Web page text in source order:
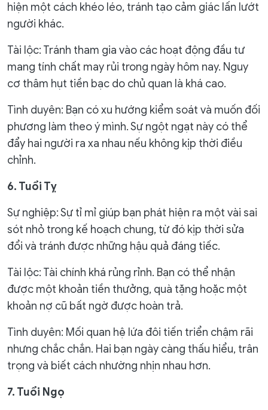
hiện một cách khéo léo, tránh tạo cảm giác lấn lướt
người khác.
Tài lộc: Tránh tham gia vào các hoạt động đầu tư
mang tính chất may rủi trong ngày hôm nay. Nguy
cơ thâm hụt tiền bạc do chủ quan là khá cao.
Tình duyên: Bạn có xu hướng kiểm soát và muốn đối
phương làm theo ý mình. Sự ngột ngạt này có thể
đẩy hai người ra xa nhau nếu không kịp thời điều
chỉnh.
6. Tuổi Tỵ
Sự nghiệp: Sự tỉ mỉ giúp bạn phát hiện ra một vài sai
sót nhỏ trong kế hoạch chung, từ đó kịp thời sửa
đổi và tránh được những hậu quả đáng tiếc.
Tài lộc: Tài chính khá rủng rỉnh. Bạn có thể nhận
được một khoản tiền thưởng, quà tặng hoặc một
khoản nợ cũ bất ngờ được hoàn trả.
Tình duyên: Mối quan hệ lứa đôi tiến triển chậm rãi
nhưng chắc chắn. Hai bạn ngày càng thấu hiểu, trân
trọng và biết cách nhường nhịn nhau hơn.
7. Tuổi Ngọ